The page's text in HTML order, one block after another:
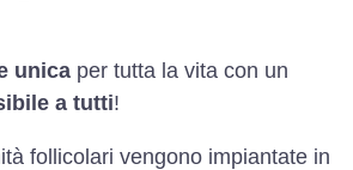
unica per tutta la vita con un
a tutti!
follicolari vengono impiantate in